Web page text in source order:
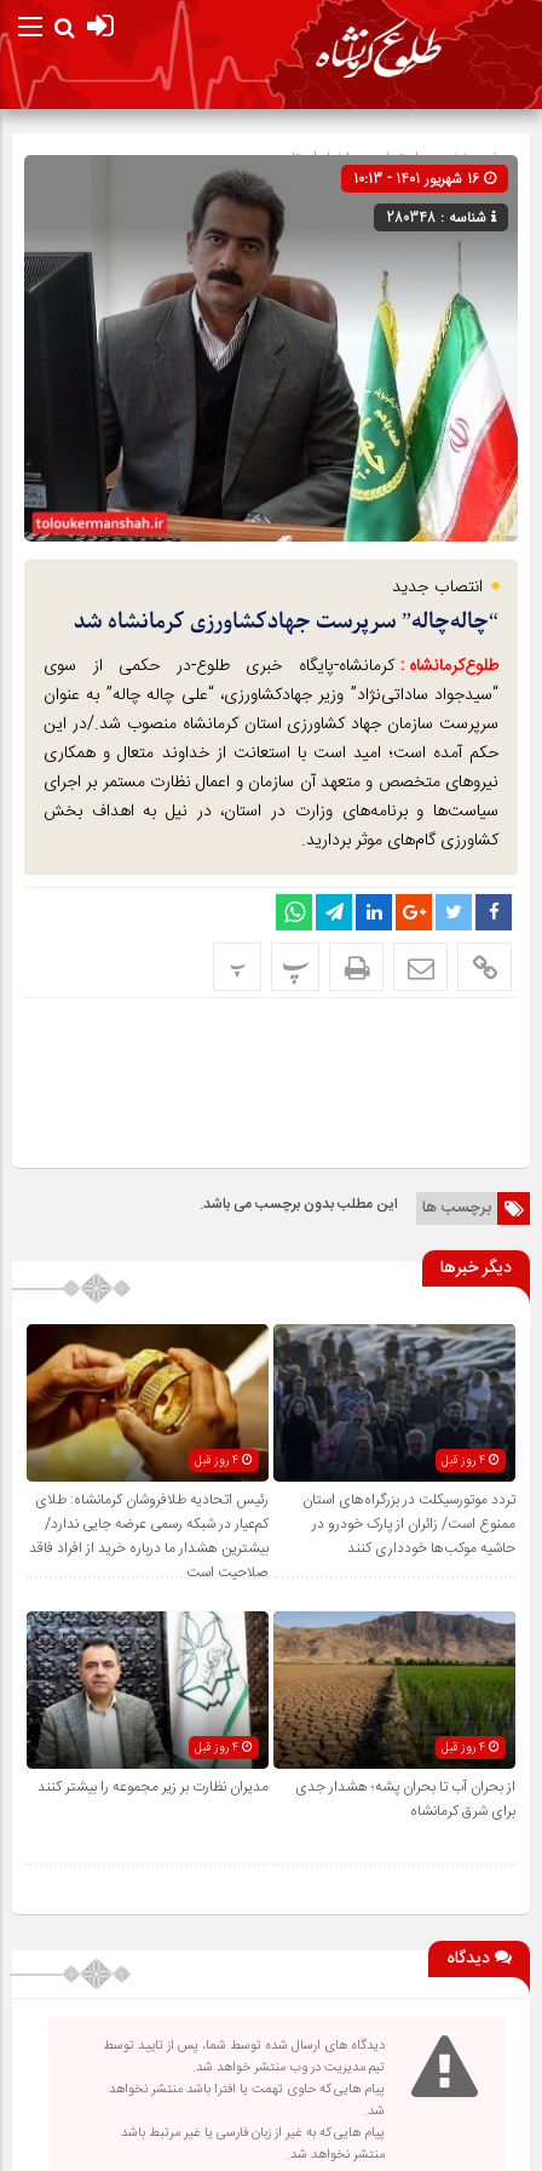
صفحه نخستاجتماعی»اخبار استان
شناسه : 280348
انتصاب جدید
“چاله‌چاله” سرپرست جهادکشاورزی کرمانشاه شد
طلوع‌‌کرمانشاه : کرمانشاه-پایگاه خبری طلوع-در حکمی از سوی
“سیدجواد ساداتی‌نژاد” وزیر جهادکشاورزی، “علی چاله چاله” به عنوان
سرپرست سازمان جهاد کشاورزی استان کرمانشاه منصوب شد./در این
حکم آمده است؛ امید است با استعانت از خداوند متعال و همکاری
نیروهای متخصص و متعهد آن سازمان و اعمال نظارت مستمر بر اجرای
سیاست‌ها و برنامه‌های وزارت در استان، در نیل به اهداف بخش
کشاورزی گام‌های موثر بردارید.
پ پ
برچسب ها این مطلب بدون برچسب می باشد.
دیگر خبرها
4 روز قبل
تردد موتورسیکلت در بزرگراه‌های استان
ممنوع است/ زائران از پارک خودرو در
حاشیه موکب‌ها خودداری کنند
رئیس اتحادیه طلافروشان کرمانشاه: طلای
کم‌عیار در شبکه رسمی عرضه جایی ندارد/
بیشترین هشدار ما درباره خرید از افراد فاقد
صلاحیت است
4 روز قبل
از بحران آب تا بحران پشه؛ هشدار جدی
برای شرق کرمانشاه
مدیران نظارت بر زیر مجموعه را بیشتر کنند
دیدگاه
دیدگاه های ارسال شده توسط شما، پس از تایید توسط
تیم مدیریت در وب منتشر خواهد شد.
پیام هایی که حاوی تهمت یا افترا باشد منتشر نخواهد
شد.
پیام هایی که به غیر از زبان فارسی یا غیر مرتبط باشد
منتشر نخواهد شد.